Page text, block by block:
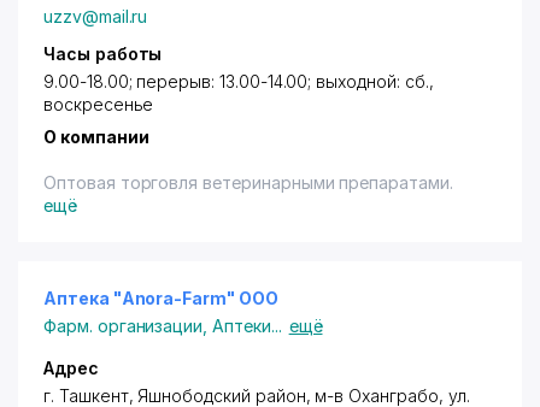
uzzv@mail.ru
Часы работы
9.00-18.00; перерыв: 13.00-14.00; выходной: сб.,
воскресенье
О компании
Оптовая торговля ветеринарными препаратами.
ещё
Аптека "Anora-Farm" ООО
Фарм. организации ,Аптеки... ещё
Адрес
г. Ташкент, Яшнободский район, м-в Оханграбо, ул.